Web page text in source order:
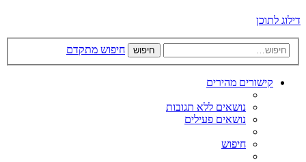
דילוג לתוכן
חיפוש חיפוש מתקדם
קישורים מהירים
נושאים ללא תגובות
נושאים פעילים
חיפוש